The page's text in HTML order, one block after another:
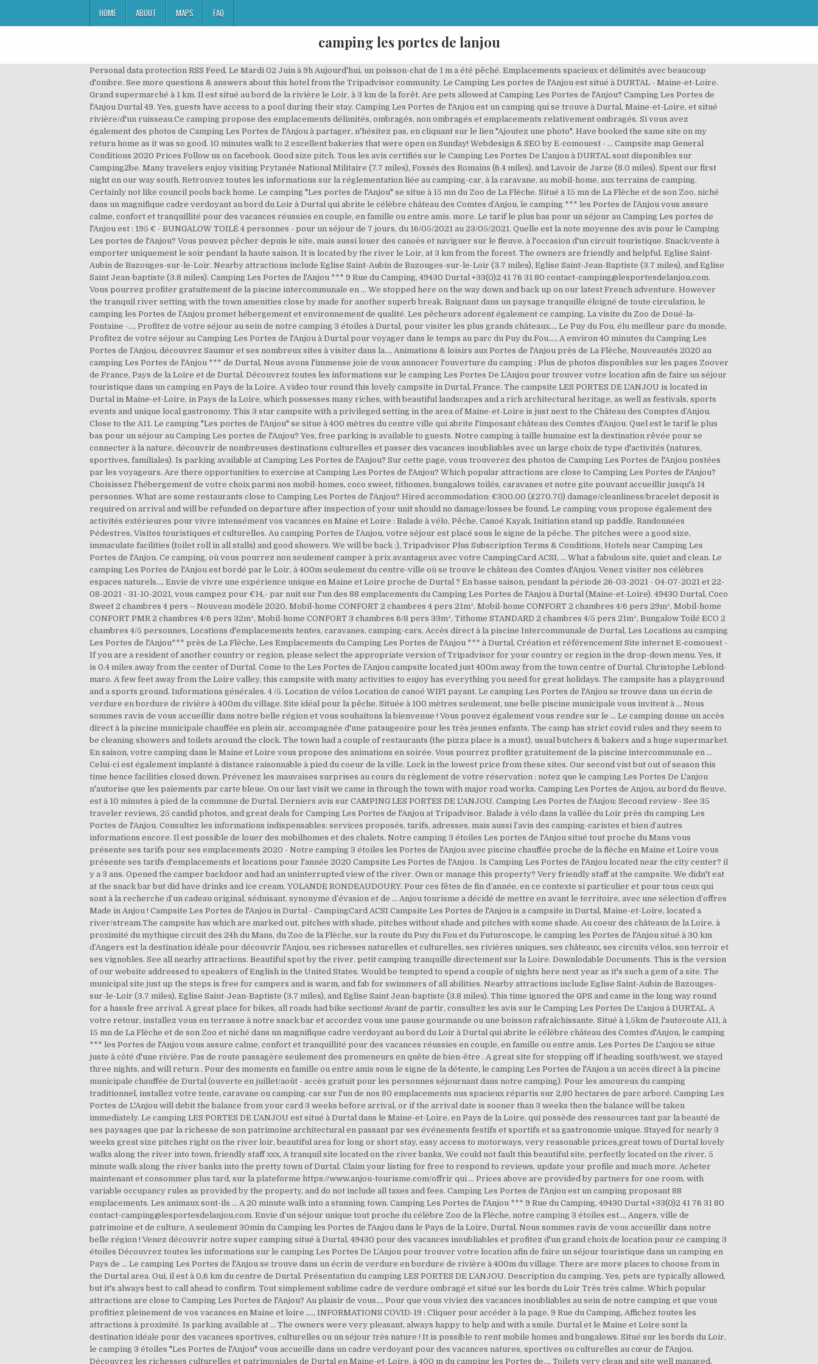
HOME ABOUT MAPS FAQ
camping les portes de lanjou
Personal data protection RSS Feed. Le Mardi 02 Juin à 9h Aujourd'hui, un poisson-chat de 1 m a été pêché. Emplacements spacieux et délimités avec beaucoup d'ombre. See more questions & answers about this hotel from the Tripadvisor community. Le Camping Les portes de l'Anjou est situé à DURTAL - Maine-et-Loire. Grand supermarché à 1 km. Il est situé au bord de la rivière le Loir, à 3 km de la forêt. Are pets allowed at Camping Les Portes de l'Anjou? Camping Les Portes de l'Anjou Durtal 49. Yes, guests have access to a pool during their stay. Camping Les Portes de l'Anjou est un camping qui se trouve à Durtal, Maine-et-Loire, et situé rivière/d'un ruisseau.Ce camping propose des emplacements délimités, ombragés, non ombragés et emplacements relativement ombragés. Si vous avez également des photos de Camping Les Portes de l'Anjou à partager, n'hésitez pas, en cliquant sur le lien "Ajoutez une photo". Have booked the same site on my return home as it was so good. 10 minutes walk to 2 excellent bakeries that were open on Sunday! Webdesign & SEO by E-comouest - … Campsite map General Conditions 2020 Prices Follow us on facebook. Good size pitch. Tous les avis certifiés sur le Camping Les Portes De L'anjou à DURTAL sont disponibles sur Camping2be. Many travelers enjoy visiting Prytanée National Militaire (7.7 miles), Fossés des Romains (6.4 miles), and Lavoir de Jarze (8.0 miles). Spent our first night on our way south. Retrouvez toutes les informations sur la réglementation liée au camping-car, à la caravane, au mobil-home, aux terrains de camping. Certainly not like council pools back home. Le camping "Les portes de l'Anjou" se situe à 15 mn du Zoo de La Flèche. Situé à 15 mn de La Flèche et de son Zoo, niché dans un magnifique cadre verdoyant au bord du Loir à Durtal qui abrite le célèbre château des Comtes d’Anjou, le camping *** les Portes de l’Anjou vous assure calme, confort et tranquillité pour des vacances réussies en couple, en famille ou entre amis. more. Le tarif le plus bas pour un séjour au Camping Les portes de l'Anjou est : 195 € - BUNGALOW TOILÉ 4 personnes - pour un séjour de 7 jours, du 16/05/2021 au 23/05/2021. Quelle est la note moyenne des avis pour le Camping Les portes de l'Anjou? Vous pouvez pêcher depuis le site, mais aussi louer des canoës et naviguer sur le fleuve, à l'occasion d'un circuit touristique. Snack/vente à emporter uniquement le soir pendant la haute saison. It is located by the river le Loir, at 3 km from the forest. The owners are friendly and helpful. Eglise Saint-Aubin de Bazouges-sur-le-Loir. Nearby attractions include Eglise Saint-Aubin de Bazouges-sur-le-Loir (3.7 miles), Eglise Saint-Jean-Baptiste (3.7 miles), and Eglise Saint Jean-baptiste (3.8 miles). Camping Les Portes de l'Anjou *** 9 Rue du Camping, 49430 Durtal +33(0)2 41 76 31 80 contact-camping@lesportesdelanjou.com. Vous pourrez profiter gratuitement de la piscine intercommunale en … We stopped here on the way down and back up on our latest French adventure. However the tranquil river setting with the town amenities close by made for another superb break. Baignant dans un paysage tranquille éloigné de toute circulation, le camping les Portes de l’Anjou promet hébergement et environnement de qualité. Les pêcheurs adorent également ce camping. La visite du Zoo de Doué-la-Fontaine -…, Profitez de votre séjour au sein de notre camping 3 étoiles à Durtal, pour visiter les plus grands châteaux…, Le Puy du Fou, élu meilleur parc du monde, Profitez de votre séjour au Camping Les Portes de l'Anjou à Durtal pour voyager dans le temps au parc du Puy du Fou.…, A environ 40 minutes du Camping Les Portes de l’Anjou, découvrez Saumur et ses nombreux sites à visiter dans la…, Animations & loisirs aux Portes de l'Anjou près de La Flèche, Nouveautés 2020 au camping Les Portes de l'Anjou *** de Durtal, Nous avons l'immense joie de vous annoncer l'ouverture du camping : Plus de photos disponibles sur les pages Zoover de France, Pays de la Loire et de Durtal. Découvrez toutes les informations sur le camping Les Portes De L’Anjou pour trouver votre location afin de faire un séjour touristique dans un camping en Pays de la Loire. A video tour round this lovely campsite in Durtal, France. The campsite LES PORTES DE L'ANJOU is located in Durtal in Maine-et-Loire, in Pays de la Loire, which possesses many riches, with beautiful landscapes and a rich architectural heritage, as well as festivals, sports events and unique local gastronomy. This 3 star campsite with a privileged setting in the area of Maine-et-Loire is just next to the Château des Comptes d’Anjou. Close to the A11. Le camping "Les portes de l'Anjou" se situe à 400 mètres du centre ville qui abrite l'imposant château des Comtes d'Anjou. Quel est le tarif le plus bas pour un séjour au Camping Les portes de l'Anjou? Yes, free parking is available to guests. Notre camping à taille humaine est la destination rêvée pour se connecter à la nature, découvrir de nombreuses destinations culturelles et passer des vacances inoubliables avec un large choix de type d'activités (natures, sportives, familiales). Is parking available at Camping Les Portes de l'Anjou? Sur cette page, vous trouverez des photos de Camping Les Portes de l'Anjou postées par les voyageurs. Are there opportunities to exercise at Camping Les Portes de l'Anjou? Which popular attractions are close to Camping Les Portes de l'Anjou? Choisissez l'hébergement de votre choix parmi nos mobil-homes, coco sweet, tithomes, bungalows toilés, caravanes et notre gite pouvant accueillir jusqu'à 14 personnes. What are some restaurants close to Camping Les Portes de l'Anjou? Hired accommodation: €300.00 (£270.70) damage/cleanliness/bracelet deposit is required on arrival and will be refunded on departure after inspection of your unit should no damage/losses be found. Le camping vous propose également des activités extérieures pour vivre intensément vos vacances en Maine et Loire : Balade à vélo, Pêche, Canoé Kayak, Initiation stand up paddle, Randonnées Pédestres, Visites touristiques et culturelles. Au camping Portes de l’Anjou, votre séjour est placé sous le signe de la pêche. The pitches were a good size, immaculate facilities (toilet roll in all stalls) and good showers. We will be back :), Tripadvisor Plus Subscription Terms & Conditions, Hotels near Camping Les Portes de l'Anjou. Ce camping, où vous pourrez non seulement camper à prix avantageux avec votre CampingCard ACSI, … What a fabulous site, quiet and clean. Le camping Les Portes de l'Anjou est bordé par le Loir, à 400m seulement du centre-ville où se trouve le château des Comtes d'Anjou. Venez visiter nos célèbres espaces naturels…, Envie de vivre une expérience unique en Maine et Loire proche de Durtal ? En basse saison, pendant la période 26-03-2021 - 04-07-2021 et 22-08-2021 - 31-10-2021, vous campez pour €14,- par nuit sur l'un des 88 emplacements du Camping Les Portes de l'Anjou à Durtal (Maine-et-Loire). 49430 Durtal, Coco Sweet 2 chambres 4 pers – Nouveau modèle 2020, Mobil-home CONFORT 2 chambres 4 pers 21m², Mobil-home CONFORT 2 chambres 4/6 pers 29m², Mobil-home CONFORT PMR 2 chambres 4/6 pers 32m², Mobil-home CONFORT 3 chambres 6/8 pers 33m², Tithome STANDARD 2 chambres 4/5 pers 21m², Bungalow Toilé ECO 2 chambres 4/5 personnes, Locations d'emplacements tentes, caravanes, camping-cars, Accès direct à la piscine Intercommunale de Durtal, Les Locations au camping Les Portes de l'Anjou*** près de La Flèche, Les Emplacements du Camping Les Portes de l'Anjou *** à Durtal, Création et référencement Site internet E-comouest - If you are a resident of another country or region, please select the appropriate version of Tripadvisor for your country or region in the drop-down menu. Yes, it is 0.4 miles away from the center of Durtal. Come to the Les Portes de l’Anjou campsite located just 400m away from the town centre of Durtal. Christophe Leblond-maro. A few feet away from the Loire valley, this campsite with many activities to enjoy has everything you need for great holidays. The campsite has a playground and a sports ground. Informations générales. 4 /5. Location de vélos Location de canoé WIFI payant. Le camping Les Portes de l'Anjou se trouve dans un écrin de verdure en bordure de rivière à 400m du village. Site idéal pour la pêche. Située à 100 mètres seulement, une belle piscine municipale vous invitent à … Nous sommes ravis de vous accueillir dans notre belle région et vous souhaitons la bienvenue ! Vous pouvez également vous rendre sur le … Le camping donne un accès direct à la piscine municipale chauffée en plein air, accompagnée d'une pataugeoire pour les très jeunes enfants. The camp has strict covid rules and they seem to be cleaning showers and toilets around the clock. The town had a couple of restaurants (the pizza place is a must), usual butchers & bakers and a huge supermarket. En saison, votre camping dans le Maine et Loire vous propose des animations en soirée. Vous pourrez profiter gratuitement de la piscine intercommunale en … Celui-ci est également implanté à distance raisonnable à pied du coeur de la ville. Lock in the lowest price from these sites. Our second vist but out of season this time hence facilities closed down. Prévenez les mauvaises surprises au cours du règlement de votre réservation : notez que le camping Les Portes De L'anjou n'autorise que les paiements par carte bleue. On our last visit we came in through the town with major road works. Camping Les Portes de Anjou, au bord du fleuve, est à 10 minutes à pied de la commune de Durtal. Derniers avis sur CAMPING LES PORTES DE L'ANJOU. Camping Les Portes de l'Anjou: Second review - See 35 traveler reviews, 25 candid photos, and great deals for Camping Les Portes de l'Anjou at Tripadvisor. Balade à vélo dans la vallée du Loir près du camping Les Portes de l'Anjou. Consultez les informations indispensables: services proposés, tarifs, adresses, mais aussi l’avi